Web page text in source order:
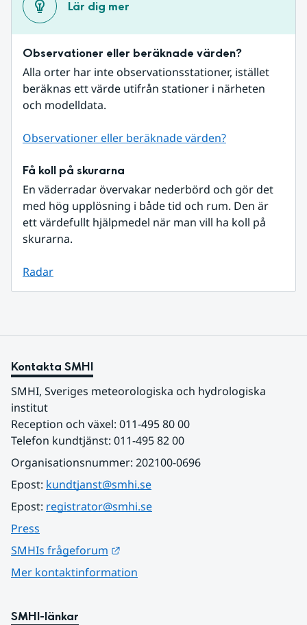
Lär dig mer
Observationer eller beräknade värden?
Alla orter har inte observationsstationer, istället
beräknas ett värde utifrån stationer i närheten
och modelldata.
Observationer eller beräknade värden?
Få koll på skurarna
En väderradar övervakar nederbörd och gör det
med hög upplösning i både tid och rum. Den är
ett värdefullt hjälpmedel när man vill ha koll på
skurarna.
Radar
Kontakta SMHI
SMHI, Sveriges meteorologiska och hydrologiska
institut
Reception och växel: 011-495 80 00
Telefon kundtjänst: 011-495 82 00
Organisationsnummer: 202100-0696
Epost: kundtjanst@smhi.se
Epost: registrator@smhi.se
Press
SMHIs frågeforum
Mer kontaktinformation
SMHI-länkar